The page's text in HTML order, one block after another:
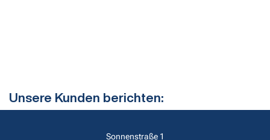
Unsere Kunden berichten:
Sonnenstraße 1